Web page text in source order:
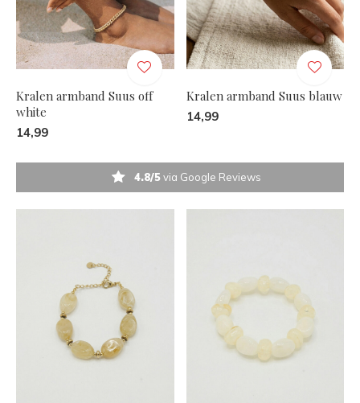
Kralen armband Suus off
white
14,99
Kralen armband Suus blauw
14,99
4.8/5via Google Reviews